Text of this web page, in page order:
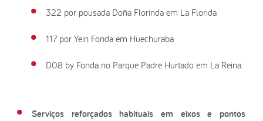
322 por pousada Doña Florinda em La Florida
117 por Yein Fonda em Huechuraba
D08 by Fonda no Parque Padre Hurtado em La Reina
Serviços reforçados habituais em eixos e pontos